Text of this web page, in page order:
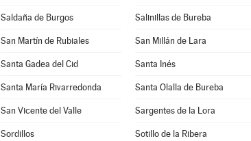
Saldaña de Burgos Salinillas de Bureba
San Martín de Rubiales San Millán de Lara
Santa Gadea del Cid Santa Inés
Santa María Rivarredonda Santa Olalla de Bureba
San Vicente del Valle Sargentes de la Lora
Sordillos Sotillo de la Ribera